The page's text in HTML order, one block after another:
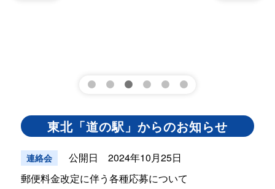
東北「道の駅」からのお知らせ
連絡会
公開日 2024年10月25日
郵便料金改定に伴う各種応募について